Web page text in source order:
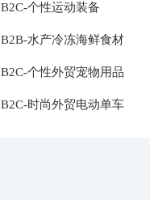
B2C-个性运动装备
B2B-水产冷冻海鲜食材
B2C-个性外贸宠物用品
B2C-时尚外贸电动单车